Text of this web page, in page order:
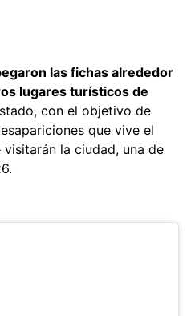
las fichas alrededor
lugares turísticos de
con el objetivo de
que vive el
la ciudad, una de